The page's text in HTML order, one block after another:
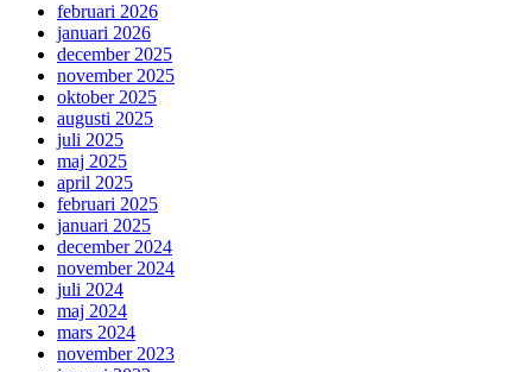
februari 2026
januari 2026
december 2025
november 2025
oktober 2025
augusti 2025
juli 2025
maj 2025
april 2025
februari 2025
januari 2025
december 2024
november 2024
juli 2024
maj 2024
mars 2024
november 2023